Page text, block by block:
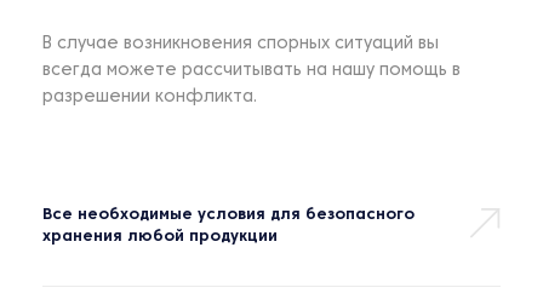
В случае возникновения спорных ситуаций вы
всегда можете рассчитывать на нашу помощь в
разрешении конфликта.
Все необходимые условия для безопасного
хранения любой продукции